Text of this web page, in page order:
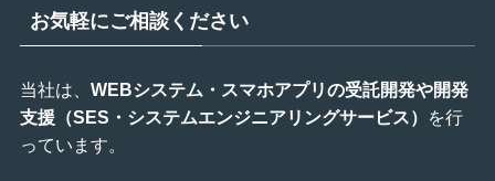
お気軽にご相談ください
当社は、 WEBシステム・スマホアプリの受託開発や開発
支援（SES・システムエンジニアリングサービス）
を行
っています。